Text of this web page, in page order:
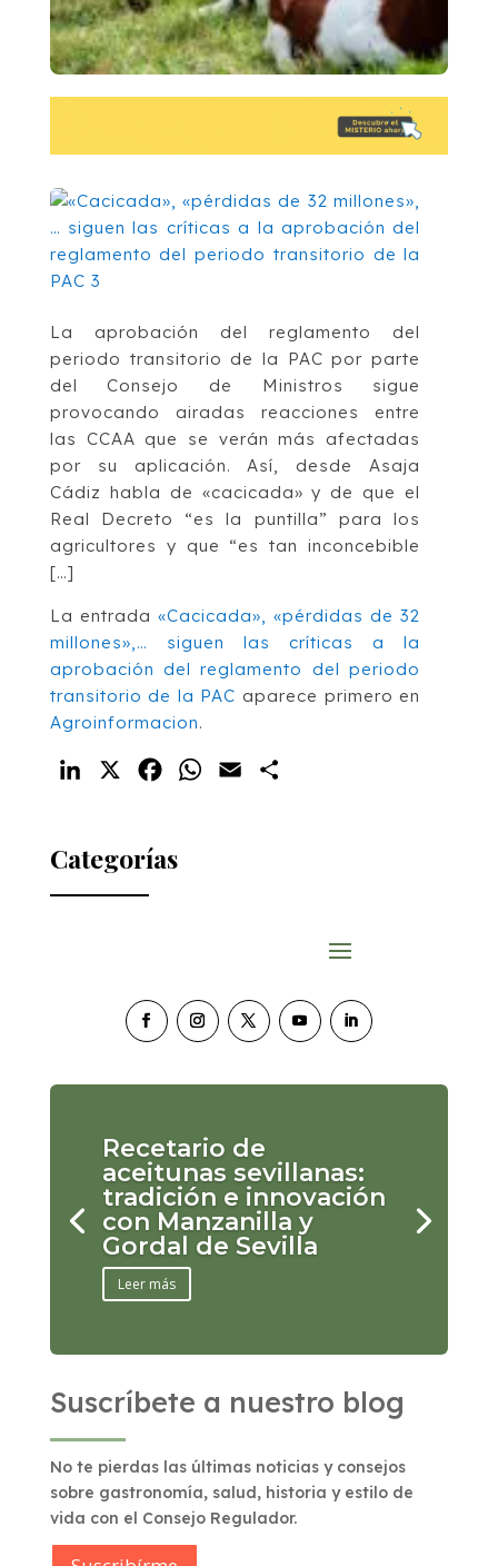
La aprobación del reglamento del
periodo transitorio de la PAC por parte
del Consejo de Ministros sigue
provocando airadas reacciones entre
las CCAA que se verán más afectadas
por su aplicación. Así, desde Asaja
Cádiz habla de «cacicada» y de que el
Real Decreto “es la puntilla” para los
agricultores y que “es tan inconcebible
[…]
La entrada «Cacicada», «pérdidas de 32
millones»,… siguen las críticas a la
aprobación del reglamento del periodo
transitorio de la PAC aparece primero en
Agroinformacion.
LinkedIn FacebookWhatsApp
Email
Categorías
Recetario de
aceitunas sevillanas:
tradición e innovación
con Manzanilla y
Gordal de Sevilla
Leer más
Suscríbete a nuestro blog
No te pierdas las últimas noticias y consejos
sobre gastronomía, salud, historia y estilo de
vida con el Consejo Regulador.